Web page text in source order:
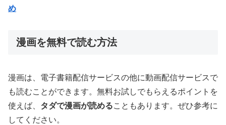
め
漫画を無料で読む方法
漫画は、電子書籍配信サービスの他に動画配信サービスで
も読むことができます。無料お試しでもらえるポイントを
使えば、 タダで漫画が読めることもあります。ぜひ参考に
してください。